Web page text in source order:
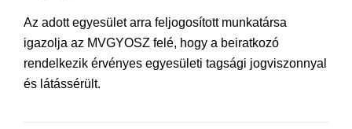
Az adott egyesület arra feljogosított munkatársa
igazolja az MVGYOSZ felé, hogy a beiratkozó
rendelkezik érvényes egyesületi tagsági jogviszonnyal
és látássérült.